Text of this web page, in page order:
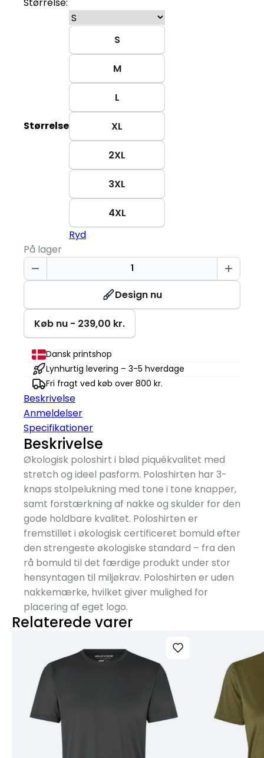
Størrelse
S
M
L
XL
2XL
3XL
4XL
Ryd
På lager
Økologisk
Poloshirt
Design nu
Køb nu - 239,00 kr.
Dansk printshop
Lynhurtig levering – 3-5 hverdage
Fri fragt ved køb over 800 kr.
Beskrivelse
Anmeldelser
Specifikationer
Beskrivelse
Økologisk poloshirt i blød piquékvalitet med
stretch og ideel pasform. Poloshirten har 3-
knaps stolpelukning med tone i tone knapper,
samt forstærkning af nakke og skulder for den
gode holdbare kvalitet. Poloshirten er
fremstillet i økologisk certificeret bomuld efter
den strengeste økologiske standard – fra den
rå bomuld til det færdige produkt under stor
hensyntagen til miljøkrav. Poloshirten er uden
nakkemærke, hvilket giver mulighed for
placering af eget logo.
Relaterede varer